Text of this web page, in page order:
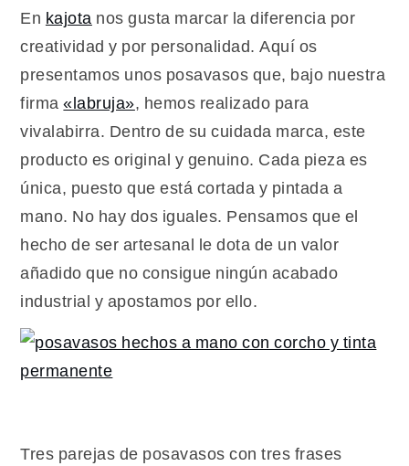
En kajota nos gusta marcar la diferencia por
creatividad y por personalidad. Aquí os
presentamos unos posavasos que, bajo nuestra
firma«labruja», hemos realizado para
vivalabirra. Dentro de su cuidada marca, este
producto es original y genuino. Cada pieza es
única, puesto que está cortada y pintada a
mano. No hay dos iguales. Pensamos que el
hecho de ser artesanal le dota de un valor
añadido que no consigue ningún acabado
industrial y apostamos por ello.
Tres parejas de posavasos con tres frases